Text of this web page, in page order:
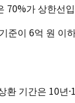
70%가 상한선
준이 6억 원 이
기간은 10년